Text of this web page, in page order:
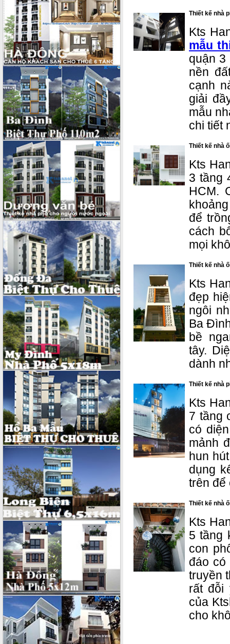
Thiết kế nhà
Kts
mẫu
quận 3
nền
cạnh
giải
mẫu
chi tiết
Thiết kế nhà
Kts
3 tầng
HCM.
để
cách
mọi
Thiết kế nhà
Kts
đẹp
ngôi
Ba
bề
tây.
dành
Thiết kế nhà
Kts
7 tầng
có
mảnh
hun
dụng
trên để
Thiết kế nhà
Kts
5 tầng
con
đáo có
truyền
rất đỗi
của
cho